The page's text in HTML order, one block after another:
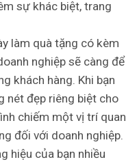
sự khác biệt, trang
làm quà tặng có kèm
nghiệp sẽ càng để
khách hàng. Khi bạn
nét đẹp riêng biệt cho
chiếm một vị trí quan
đối với doanh nghiệp.
hiệu của bạn nhiều